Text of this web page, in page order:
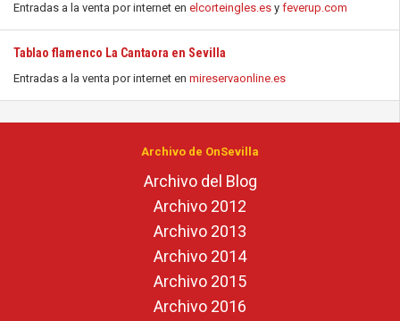
Entradas a la venta por internet en elcorteingles.es y feverup.com
Tablao flamenco La Cantaora en Sevilla
Entradas a la venta por internet en mireservaonline.es
Archivo de OnSevilla
Archivo del Blog
Archivo 2012
Archivo 2013
Archivo 2014
Archivo 2015
Archivo 2016